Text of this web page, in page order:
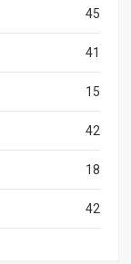
45
41
15
42
18
42